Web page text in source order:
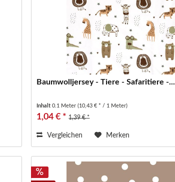
Baumwolljersey - Tiere - Safaritiere -...
Inhalt0.1 Meter(10,43 € * / 1 Meter)
1,04 € * 1,39 € *
Vergleichen Merken